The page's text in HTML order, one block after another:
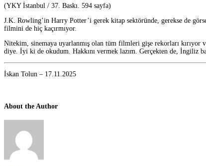
(YKY İstanbul / 37. Baskı. 594 sayfa)
J.K. Rowling’in Harry Potter’i gerek kitap sektöründe, gerekse de
filmini de hiç kaçırmıyor.
Nitekim, sinemaya uyarlanmış olan tüm filmleri gişe rekorları
diye. İyi ki de okudum. Hakkını vermek lazım. Gerçekten de, İngiliz
İskan Tolun – 17.11.2025
About the Author